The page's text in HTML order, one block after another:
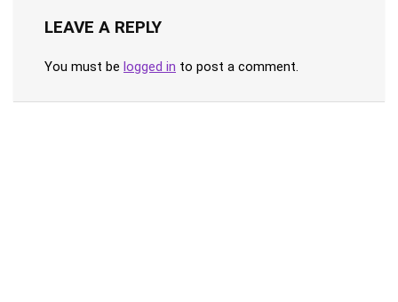
LEAVE A REPLY
You must be logged in to post a comment.